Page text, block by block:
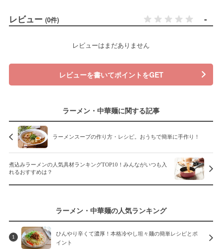
レビュー (0件) -
レビューはまだありません
レビューを書いてポイントをGET
ラーメン・中華麺に関する記事
ラーメンスープの作り方・レシピ。おうちで簡単に手作り！
煮込みラーメンの人気具材ランキングTOP10！みんながいつも入
れるおすすめは？
ラーメン・中華麺の人気ランキング
1
ひんやり辛くて濃厚！本格冷やし坦々麺の簡単レシピとポ
イント